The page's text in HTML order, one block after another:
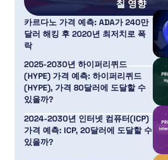
칠 영향
카르다노 가격 예측: ADA가 240만
달러 해킹 후 2020년 최저치로 폭
락
2025-2030년 하이퍼리퀴드
(HYPE) 가격 예측: 하이퍼리퀴드
(HYPE), 가격 80달러에 도달할 수
있을까?
2024-2030년 인터넷 컴퓨터(ICP)
가격 예측: ICP, 20달러에 도달할 수
있을까?